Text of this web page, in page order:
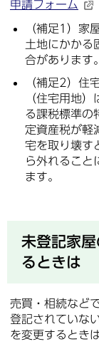
申請フォーム
（補足1）家
土地にかかる
合があります。
（補足2）住
（住宅用地
る課税標準の
定資産税が軽
宅を取り壊す
ら外れること
ます。
未登記家
るときは
売買・相続など
登記されていな
を変更するとき